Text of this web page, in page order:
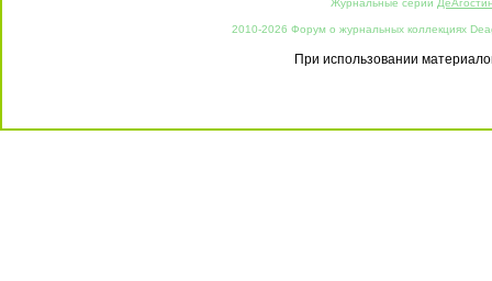
Журнальные серии
2010-2026 Форум о журнальных коллекциях
При использовании